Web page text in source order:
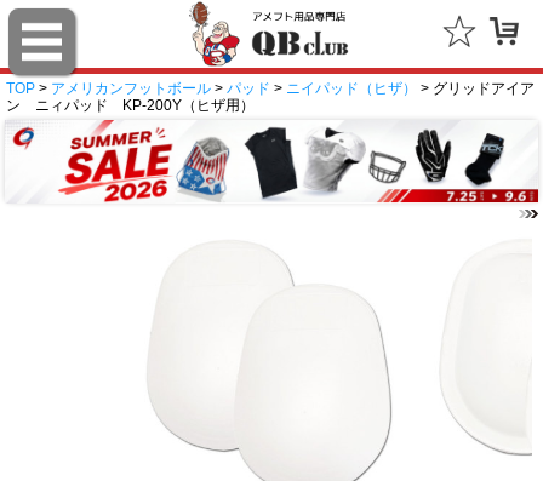
TOP > アメリカンフットボール > パッド > ニイパッド（ヒザ）
> グリッドアイア
ン ニィパッド KP-200Y（ヒザ用）